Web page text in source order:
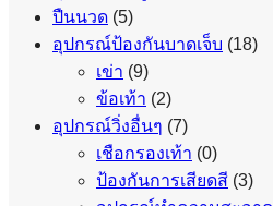
ปืนนวด (5)
อุปกรณ์ป้องกันบาดเจ็บ (18)
เข่า (9)
ข้อเท้า (2)
อุปกรณ์วิ่งอื่นๆ (7)
เชือกรองเท้า (0)
ป้องกันการเสียดสี (3)